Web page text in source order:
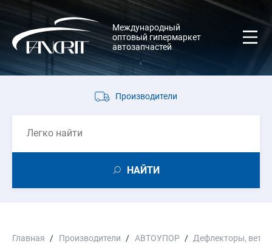
Международный
оптовый гипермаркет
автозапчастей
Производители
НАЙТИ
Главная Производители АВТОУПОР Дефлекторы,